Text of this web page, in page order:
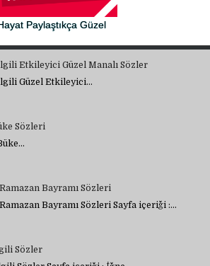
Paylaştıkça Güzel
Etkileyici Güzel Manalı Sözler
Güzel Etkileyici…
Sözleri
Bayramı Sözleri
Bayramı Sözleri Sayfa içeriği :…
Sözler